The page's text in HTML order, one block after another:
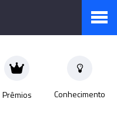
Prêmios Conhecimento